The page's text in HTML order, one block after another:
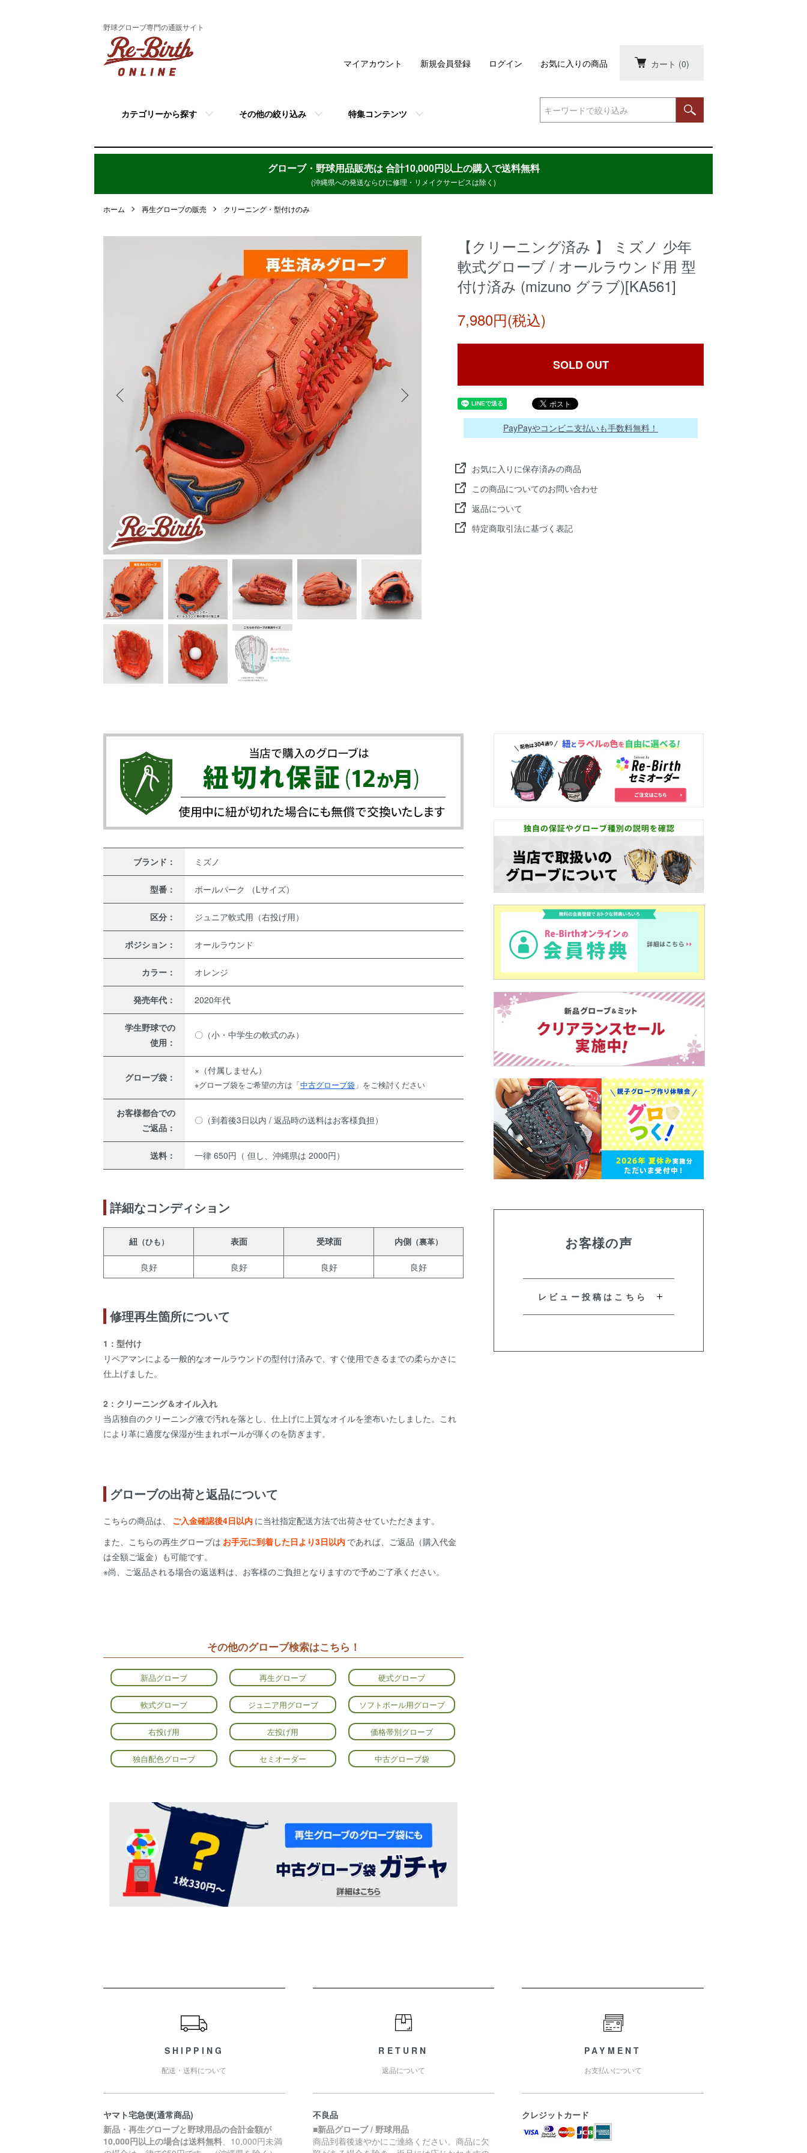
野球グローブ専門の通販サイト
カート (0)
カテゴリーから探す その他の絞り込み 特集コンテンツ
マイアカウント 新規会員登録 ログイン お気に入りの商品
グローブ・野球用品販売は合計10,000円以上の購入で送料無料
(沖縄県への発送ならびに修理・リメイクサービスは除く)
ホーム 再生グローブの販売 クリーニング・型付けのみ
【クリーニング済み 】 ミズノ 少年
軟式グローブ / オールラウンド用 型
付け済み (mizuno グラブ)[KA561]
7,980円(税込)
SOLD OUT
PayPayやコンビニ支払いも手数料無料！
お気に入りに保存済みの商品
この商品についてのお問い合わせ
返品について
特定商取引法に基づく表記
ブランド： ミズノ
型番： ボールパーク （Lサイズ）
区分： ジュニア軟式用（右投げ用）
ポジション： オールラウンド
カラー： オレンジ
発売年代： 2020年代
学生野球での
使用：
〇（小・中学生の軟式のみ）
グローブ袋：
×（付属しません）
※グローブ袋をご希望の方は「中古グローブ袋 」をご検討ください
お客様都合での
ご返品：
〇（到着後3日以内 / 返品時の送料はお客様負担）
送料： 一律 650円（ 但し、沖縄県は 2000円）
詳細なコンディション
紐（ひも） 表面 受球面 内側 （裏革）
良好 良好 良好 良好
修理再生箇所について
1：型付け
リペアマンによる一般的なオールラウンドの型付け済みで、すぐ使用できるまでの柔らかさに
仕上げました。
2：クリーニング＆オイル入れ
当店独自のクリーニング液で汚れを落とし、仕上げに上質なオイルを塗布いたしました。これ
により革に適度な保湿が生まれボールが弾くのを防ぎます。
グローブの出荷と返品について
こちらの商品は、 ご入金確認後4日以内 に当社指定配送方法で出荷させていただきます。
また、こちらの再生グローブは お手元に到着した日より3日以内 であれば、ご返品（購入代金
は全額ご返金）も可能です。
※尚、ご返品される場合の返送料は、お客様のご負担となりますので予めご了承ください。
その他のグローブ検索はこちら！
新品グローブ 再生グローブ 硬式グローブ
軟式グローブ ジュニア用グローブ ソフトボール用グローブ
右投げ用 左投げ用 価格帯別グローブ
独自配色グローブ セミオーダー 中古グローブ袋
お客様の声
レビュー投稿はこちら
SHIPPING
配送・送料について
ヤマト宅急便(通常商品)
新品・再生グローブと野球用品の合計金額が
10,000円以上の場合は送料無料、10,000円未満
RETURN
返品について
不良品
■新品グローブ / 野球用品
商品到着後速やかにご連絡ください。商品に欠
PAYMENT
お支払いについて
クレジットカード